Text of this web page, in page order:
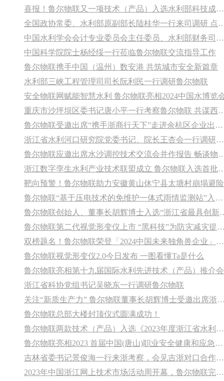
喜报！鲁尔物联又一项技术（产品）入选水利部科技成果推广清单
全国政协常委、水利部原副部长陆桂华一行
中国水利学会会计专业委员会主任委员、水利部财务司原一级巡视员牛志奇调研鲁尔物联
中国科学院院士杨经绥一行莅临鲁尔物联交流指导工作
鲁尔物联携手中国（温州）数安港 共筑城市安全新篇章
水利部三峡工程管理司司长阮利民一行调研鲁尔物联
安全物联网赋能智慧水利 鲁尔物联亮相2024中国水博览
重庆市沙坪坝区委书记唐小平一行考察鲁
鲁尔物联受邀出席“携手浙商行天下”走进余杭区企业出海产业对接活动 以硬核科技拥抱全球市场
浙江省水利河口研究院党委书记、院长王杏会一行调研鲁尔物联 共谋智慧水利新篇章
鲁尔物联应邀出席水沙调控技术交流会并作
浙江数字孪生水利产业技术联盟成
靶向预警！鲁尔物联助力安徽黄山休宁县太塘村崩塌避险
鲁尔物联“基于压电技术的免维护一体式雨情监测站”入选《2024年度水利先进实用技术重点推广指导目录》
鲁尔物联创始人、董事
鲁尔物联第二代视觉形变仪上市 “黑科技”为
双榜题名！鲁尔物联荣登「2024中国未来独角兽企业」及「杭州市准独角兽企业」双榜单
鲁尔物联视觉形变仪2.0今日发布 一图看懂Ta是什么
鲁尔物联亮相第十九届国际水利先进技术（产品）推介会
浙江省科协党组书记吴晓东一行调研鲁尔物联
关注“新质生产力” 鲁尔物联董事长胡辉博士受邀出席浙江大学管理
鲁尔物联总部大楼封顶仪式圆满成功！
鲁尔物联两款技术（产品）入选《2023年度浙江省水利先进适用技术推广指导目录》
鲁尔物联亮相2023 首届中国(唐山)职业安全健康和应急管理领域创新发展大会暨安全应急产业博览会
吉林省委书记景俊海一行来浙考察，会见吉浙对口合作高端智库专家组
2023年中国浙江网上技术市场活动周开幕，鲁尔物联完成科技创新合作项目签约